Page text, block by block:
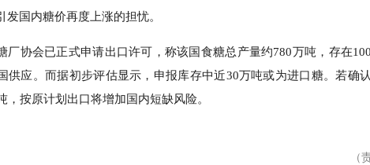
发国内糖价再度上涨的担忧。
厂协会已正式申请出口许可，称该国食糖总产量约780万吨，存在
供应。而据初步评估显示，申报库存中近30万吨或为进口糖。若确
，按原计划出口将增加国内短缺风险。
（